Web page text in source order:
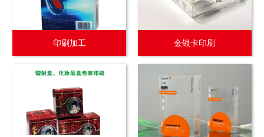
印刷加工 金银卡印刷